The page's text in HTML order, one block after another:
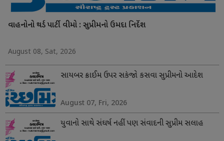
વાહનોનો થર્ડ પાર્ટી વીમો : સુપ્રીમનો ઉમદા નિર્દેશ
August 08, Sat, 2026
સાયબર ક્રાઈમ ઉપર સકંજો કસવા સુપ્રીમનો આદેશ
August 07, Fri, 2026
યુવાનો સાથે સંઘર્ષ નહીં પણ સંવાદની સુપ્રીમ સલાહ